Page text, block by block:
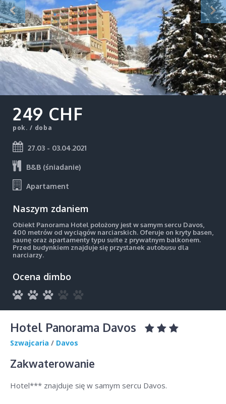
249 CHF
pok. / doba
27.03 - 03.04.2021
B&B (śniadanie)
Apartament
Naszym zdaniem
Obiekt Panorama Hotel położony jest w samym sercu Davos,
400 metrów od wyciągów narciarskich. Oferuje on kryty basen,
saunę oraz apartamenty typu suite z prywatnym balkonem.
Przed budynkiem znajduje się przystanek autobusu dla
narciarzy.
Ocena dimbo
Hotel Panorama Davos
Szwajcaria / Davos
Zakwaterowanie
Hotel*** znajduje się w samym sercu Davos.